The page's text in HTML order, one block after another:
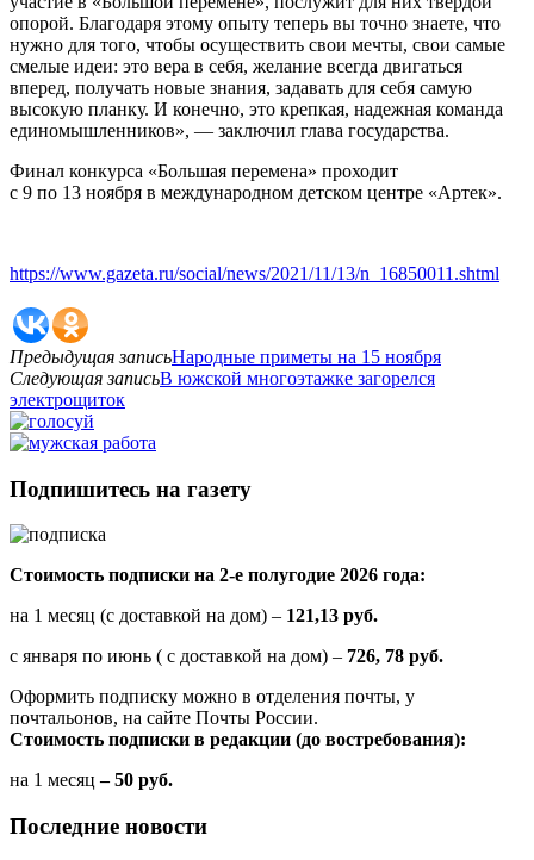
опорой. Благодаря этому опыту теперь вы точно знаете, что
нужно для того, чтобы осуществить свои мечты, свои самые
смелые идеи: это вера в себя, желание всегда двигаться
вперед, получать новые знания, задавать для себя самую
высокую планку. И конечно, это крепкая, надежная команда
единомышленников», — заключил глава государства.
Финал конкурса «Большая перемена» проходит
с 9 по 13 ноября в международном детском центре «Артек».
https://www.gazeta.ru/social/news/2021/11/13/n_16850011.shtml
Предыдущая записьНародные приметы на 15 ноября
Следующая записьВ южской многоэтажке загорелся
электрощиток
Подпишитесь на газету
Стоимость подписки на 2-е полугодие 2026 года:
на 1 месяц (с доставкой на дом) – 121,13 руб.
с января по июнь ( с доставкой на дом) – 726, 78 руб.
Оформить подписку можно в отделения почты, у
почтальонов, на сайте Почты России.
Стоимость подписки в редакции (до востребования):
на 1 месяц – 50 руб.
Последние новости